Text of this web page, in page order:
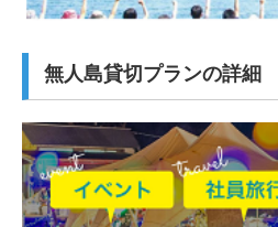
無人島貸切プランの詳細